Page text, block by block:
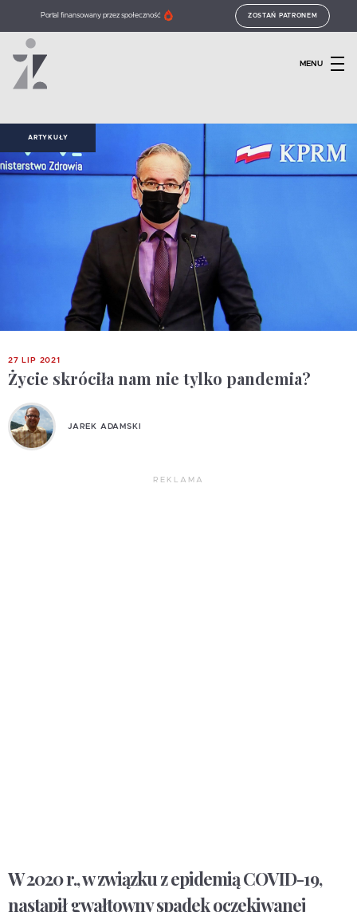
Portal finansowany przez społeczność ZOSTAŃ PATRONEM
MENU
ARTYKUŁY
27 LIP 2021
Życie skróciła nam nie tylko pandemia?
JAREK ADAMSKI
REKLAMA
W 2020 r., w związku z epidemią COVID-19,
nastąpił gwałtowny spadek oczekiwanej